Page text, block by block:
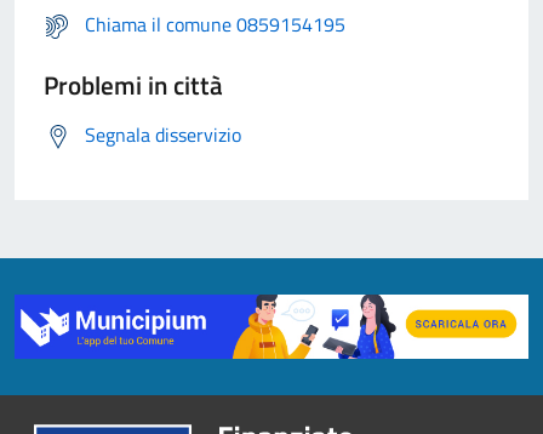
Chiama il comune 0859154195
Problemi in città
Segnala disservizio